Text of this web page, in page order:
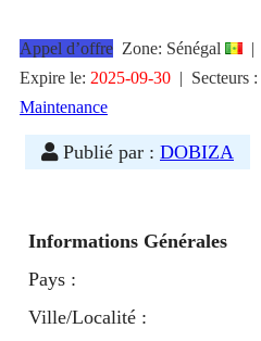
Appel d’offre Zone: Sénégal |
Expire le: 2025-09-30 | Secteurs :
Maintenance
Publié par : DOBIZA
Informations Générales
Pays :
Ville/Localité :